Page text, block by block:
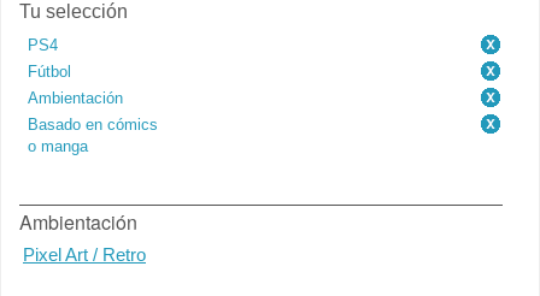
Tu selección
PS4
Fútbol
Ambientación
Basado en cómics
o manga
Ambientación
Pixel Art / Retro